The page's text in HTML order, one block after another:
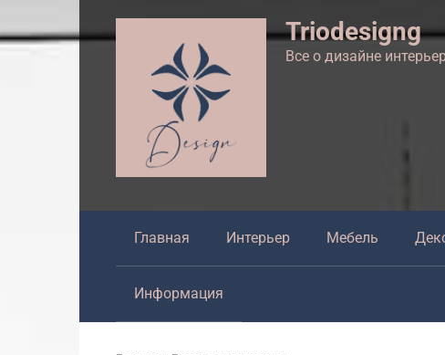
к
Triodesigng
Все о дизайне
Главная Интерьер Мебель
Информация